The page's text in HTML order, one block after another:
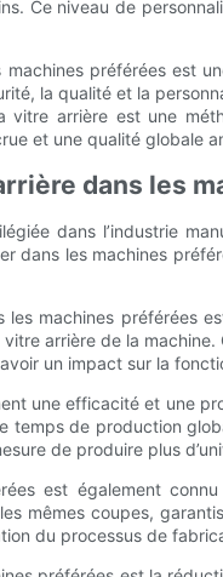
Ce niveau de
préférées est
la qualité et la
arrière est une
et une qualité globale
dans les
dans l’industrie
dans les machines
machines préférées
arrière de la
un impact sur la
une efficacité et une
de production
de produire plus
est également
mêmes coupes,
du processus de